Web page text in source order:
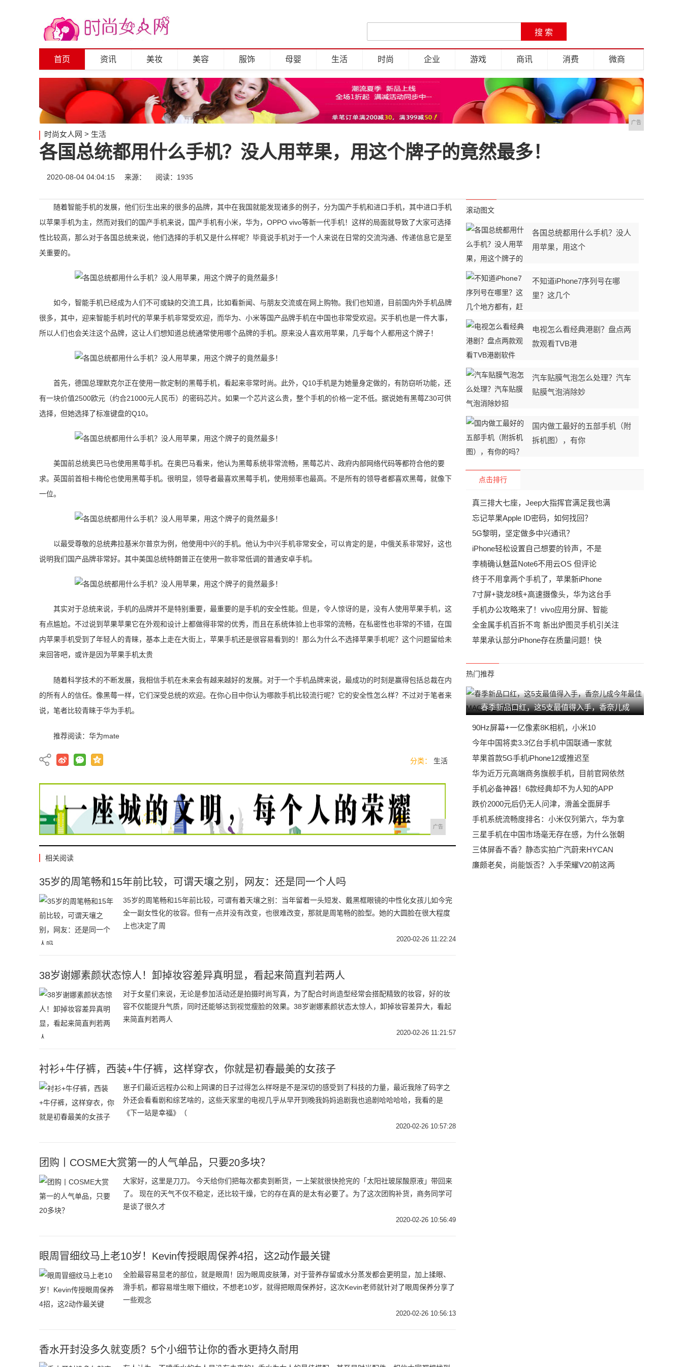
首页 资讯 美妆 美容 服饰 母婴 生活 时尚 企业 游戏 商讯 消费 微商
广告
时尚女人网 > 生活
各国总统都用什么手机？没人用苹果，用这个牌子的竟然最多！
2020-08-04 04:04:15 来源： 阅读：1935
随着智能手机的发展，他们衍生出来的很多的品牌，其中在我国就能发现诸多的例子，分为国产手机和进口手机，其中进口手机
以苹果手机为主，然而对我们的国产手机来说，国产手机有小米，华为，OPPO vivo等新一代手机！这样的局面就导致了大家可选择
性比较高，那么对于各国总统来说，他们选择的手机又是什么样呢？毕竟说手机对于一个人来说在日常的交流沟通、传递信息它是至
关重要的。
如今，智能手机已经成为人们不可或缺的交流工具，比如看新闻、与朋友交流或在网上购物。我们也知道，目前国内外手机品牌
很多，其中，迎来智能手机时代的苹果手机非常受欢迎，而华为、小米等国产品牌手机在中国也非常受欢迎。买手机也是一件大事，
所以人们也会关注这个品牌，这让人们想知道总统通常使用哪个品牌的手机。原来没人喜欢用苹果，几乎每个人都用这个牌子！
首先，德国总理默克尔正在使用一款定制的黑莓手机，看起来非常时尚。此外，Q10手机是为她量身定做的，有防窃听功能，还
有一块价值2500欧元（约合21000元人民币）的密码芯片。如果一个芯片这么贵，整个手机的价格一定不低。据说她有黑莓Z30可供
选择，但她选择了标准键盘的Q10。
美国前总统奥巴马也使用黑莓手机。在奥巴马看来，他认为黑莓系统非常流畅，黑莓芯片、政府内部网络代码等都符合他的要
求。英国前首相卡梅伦也使用黑莓手机。很明显，领导者最喜欢黑莓手机，使用频率也最高。不是所有的领导者都喜欢黑莓，就像下
一位。
以最受尊敬的总统弗拉基米尔普京为例，他使用中兴的手机。他认为中兴手机非常安全，可以肯定的是，中俄关系非常好，这也
说明我们国产品牌非常好。其中美国总统特朗普正在使用一款非常低调的普通安卓手机。
其实对于总统来说，手机的品牌并不是特别重要，最重要的是手机的安全性能。但是，令人惊讶的是，没有人使用苹果手机，这
有点尴尬。不过说到苹果苹果它在外观和设计上都做得非常的优秀，而且在系统体验上也非常的流畅，在私密性也非常的不错，在国
内苹果手机受到了年轻人的青睐，基本上走在大街上，苹果手机还是很容易看到的！那么为什么不选择苹果手机呢？这个问题留给未
来回答吧，或许是因为苹果手机太贵
随着科学技术的不断发展，我相信手机在未来会有越来越好的发展。对于一个手机品牌来说，最成功的时刻是赢得包括总裁在内
的所有人的信任。像黑莓一样，它们深受总统的欢迎。在你心目中你认为哪款手机比较流行呢？它的安全性怎么样？不过对于笔者来
说，笔者比较青睐于华为手机。
推荐阅读： 华为mate
分类： 生活
广告
相关阅读
35岁的周笔畅和15年前比较，可谓天壤之别，网友：还是同一个人吗
35岁的周笔畅和15年前比较，可谓有着天壤之别：当年留着一头短发、戴黑框眼镜的中性化女孩儿如今完
全一副女性化的妆容。但有一点并没有改变，也很难改变，那就是周笔畅的脸型。她的大圆脸在很大程度
上也决定了周
2020-02-26 11:22:24
38岁谢娜素颜状态惊人！卸掉妆容差异真明显，看起来简直判若两人
对于女星们来说，无论是参加活动还是拍摄时尚写真，为了配合时尚造型经常会搭配精致的妆容，好的妆
容不仅能提升气质，同时还能够达到视觉瘦脸的效果。38岁谢娜素颜状态太惊人，卸掉妆容差异大，看起
来简直判若两人
2020-02-26 11:21:57
衬衫+牛仔裤，西装+牛仔裤，这样穿衣，你就是初春最美的女孩子
崽子们最近远程办公和上网课的日子过得怎么样呀是不是深切的感受到了科技的力量，最近我除了码字之
外还会看看剧和综艺啥的，这些天家里的电视几乎从早开到晚我妈妈追剧我也追剧哈哈哈哈，我看的是
《下一站是幸福》（
2020-02-26 10:57:28
团购丨COSME大赏第一的人气单品，只要20多块？
大家好，这里是刀刀。 今天给你们把每次都卖到断货，一上架就很快抢完的「太阳社玻尿酸原液」带回来
了。 现在的天气不仅不稳定，还比较干燥，它的存在真的是太有必要了。为了这次团购补货，商务同学可
是谈了很久才
2020-02-26 10:56:49
眼周冒细纹马上老10岁！Kevin传授眼周保养4招，这2动作最关键
全脸最容易显老的部位，就是眼周！因为眼周皮肤薄，对于营养存留或水分蒸发都会更明显，加上揉眼、
滑手机，都容易增生眼下细纹，不想老10岁，就得把眼周保养好，这次Kevin老师就针对了眼周保养分享了
一些观念
2020-02-26 10:56:13
香水开封没多久就变质？5个小细节让你的香水更持久耐用
滚动图文
各国总统都用什么手机？没人
用苹果，用这个
不知道iPhone7序列号在哪
里？这几个
电视怎么看经典港剧？盘点两
款观看TVB港
汽车贴膜气泡怎么处理？汽车
贴膜气泡消除妙
国内做工最好的五部手机（附
拆机图），有你
点击排行
真三排大七座，Jeep大指挥官满足我也满
忘记苹果Apple ID密码，如何找回？
5G黎明，坚定做多中兴通讯？
iPhone轻松设置自己想要的铃声，不是
李楠确认魅蓝Note6不用云OS 但评论
终于不用拿两个手机了，苹果新iPhone
7寸屏+骁龙8核+高速摄像头，华为这台手
手机办公攻略来了！vivo应用分屏、智能
全金属手机百折不弯 新出炉图灵手机引关注
苹果承认部分iPhone存在质量问题！快
热门推荐
春季新品口红，这5支最值得入手，香奈儿成
90Hz屏幕+一亿像素8K相机，小米10
今年中国将卖3.3亿台手机中国联通一家就
苹果首款5G手机iPhone12或推迟至
华为近万元高端商务旗舰手机，目前官网依然
手机必备神器！6款经典却不为人知的APP
跌价2000元后仍无人问津，滑盖全面屏手
手机系统流畅度排名：小米仅列第六，华为拿
三星手机在中国市场毫无存在感，为什么张朝
三体屏香不香？静态实拍广汽蔚来HYCAN
廉颇老矣，尚能饭否？入手荣耀V20前这两